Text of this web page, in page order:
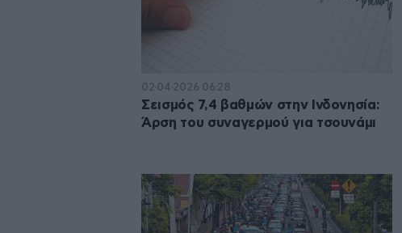
02·04·2026 06:28
Σεισμός 7,4 βαθμών στην Ινδονησία:
Άρση του συναγερμού για τσουνάμι